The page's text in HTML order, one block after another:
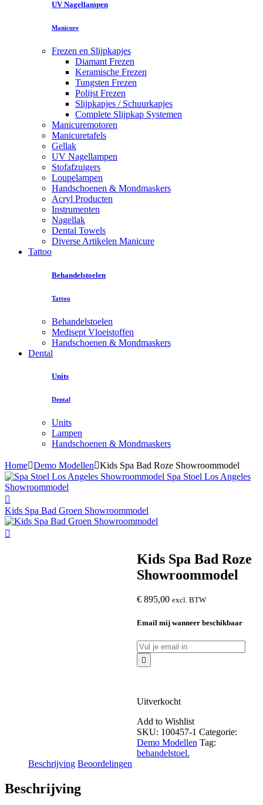
UV Nagellampen
Manicure
Frezen en Slijpkapjes
Diamant Frezen
Keramische Frezen
Tungsten Frezen
Polijst Frezen
Slijpkapjes / Schuurkapjes
Complete Slijpkap Systemen
Manicuremotoren
Manicuretafels
Gellak
UV Nagellampen
Stofafzuigers
Loupelampen
Handschoenen & Mondmaskers
Acryl Producten
Instrumenten
Nagellak
Dental Towels
Diverse Artikelen Manicure
Tattoo
Behandelstoelen
Tattoo
Behandelstoelen
Medisept Vloeistoffen
Handschoenen & Mondmaskers
Dental
Units
Dental
Units
Lampen
Handschoenen & Mondmaskers
Home Demo Modellen
Kids Spa Bad Roze Showroommodel
Spa Stoel Los Angeles
Showroommodel
Kids Spa Bad Groen Showroommodel
Kids Spa Bad Roze
Showroommodel
€895,00 excl. BTW
Email mij wanneer beschikbaar
Uitverkocht
Add to Wishlist
SKU: 100457-1 Categorie:
Demo Modellen Tag:
behandelstoel.
Beschrijving Beoordelingen
Beschrijving